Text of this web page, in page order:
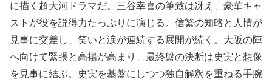
に描く超大河ドラマだ。三谷幸喜の筆致は冴え、豪華キャ
ストが役を説得力たっぷりに演じる。信繁の知略と人情が
見事に交差し、笑いと涙が連続する展開が続く。大阪の陣
へ向けて緊張と高揚が高まり、最終盤の決断は史実と想像
を見事に結ぶ。史実を基盤にしつつ独自解釈を重ねる手腕